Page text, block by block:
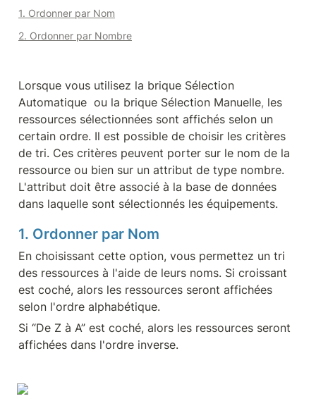
1. Ordonner par Nom
2. Ordonner par Nombre
Lorsque vous utilisez la brique Sélection
Automatique  ou la brique Sélection Manuelle, les
ressources sélectionnées sont affichés selon un
certain ordre. Il est possible de choisir les critères
de tri. Ces critères peuvent porter sur le nom de la
ressource ou bien sur un attribut de type nombre.
L'attribut doit être associé à la base de données
dans laquelle sont sélectionnés les équipements.
1. Ordonner par Nom
En choisissant cette option, vous permettez un tri
des ressources à l'aide de leurs noms. Si croissant
est coché, alors les ressources seront affichées
selon l'ordre alphabétique.
Si “De Z à A” est coché, alors les ressources seront
affichées dans l'ordre inverse.